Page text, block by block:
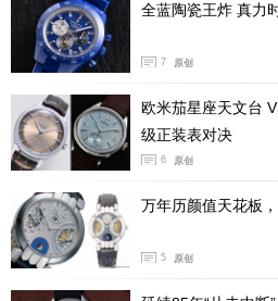
与上文提到的纵横四海超薄自
系列50周年纪念款盘面采用两针
历。细节方面，腕表采用经典水
配镶嵌长形钻石的立体18K白
度。
全蓝陶瓷王炸 真力
7 原创
欧米茄星座天文台
级正装表对决
6 原创
万年历颜值天花板
5 原创